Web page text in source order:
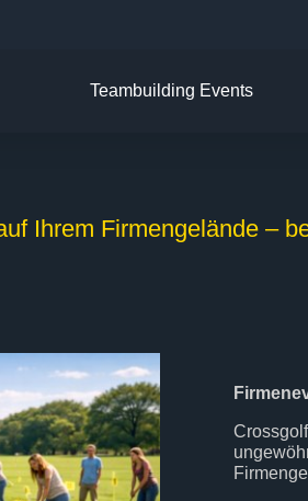
Teambuilding Events
Ihrem Firmengelände –